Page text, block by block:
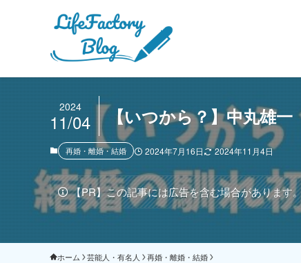
【いつから？】中丸雄
2024
11/04
再婚・離婚・結婚 2024年7月16日 2024年11月4日
【PR】この記事には広告を含む場合があります
ホーム 芸能人・有名人 再婚・離婚・結婚